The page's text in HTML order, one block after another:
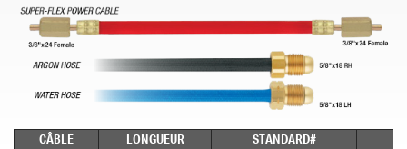
CÂBLE LONGUEUR
STANDARD#